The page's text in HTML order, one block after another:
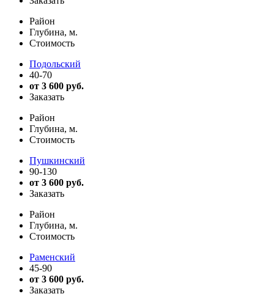
Район
Глубина, м.
Стоимость
Подольский
40-70
от 3 600 руб.
Заказать
Район
Глубина, м.
Стоимость
Пушкинский
90-130
от 3 600 руб.
Заказать
Район
Глубина, м.
Стоимость
Раменский
45-90
от 3 600 руб.
Заказать